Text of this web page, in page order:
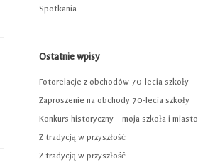
Spotkania
Ostatnie wpisy
Fotorelacje z obchodów 70-lecia szkoły
Zaproszenie na obchody 70-lecia szkoły
Konkurs historyczny – moja szkoła i miasto
Z tradycją w przyszłość
Z tradycją w przyszłość